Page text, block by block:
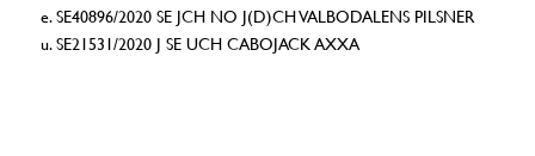
e. SE40896/2020 SE JCH NO J(D)CH VALBODALENS PILSNER
u. SE21531/2020 J SE UCH CABOJACK AXXA